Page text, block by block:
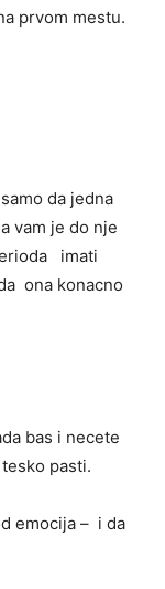
prvom mestu.
da jedna
vam je do nje
imati
ona konacno
bas i necete
pasti.
emocija – i da